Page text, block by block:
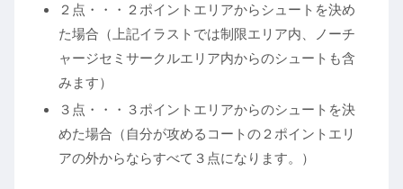
２点・・・２ポイントエリアからシュートを決め
た場合（上記イラストでは制限エリア内、ノーチ
ャージセミサークルエリア内からのシュートも含
みます）
３点・・・３ポイントエリアからのシュートを決
めた場合（自分が攻めるコートの２ポイントエリ
アの外からならすべて３点になります。）